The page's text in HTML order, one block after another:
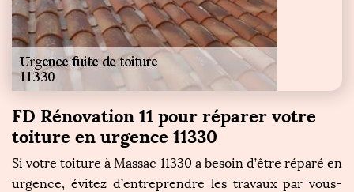
FD Rénovation 11 pour réparer votre
toiture en urgence 11330
Si votre toiture à Massac 11330 a besoin d’être réparé en
urgence, évitez d’entreprendre les travaux par vous-